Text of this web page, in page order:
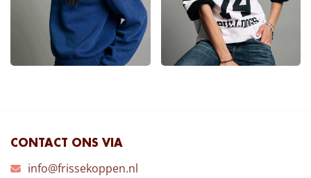
CONTACT ONS VIA
info@frissekoppen.nl